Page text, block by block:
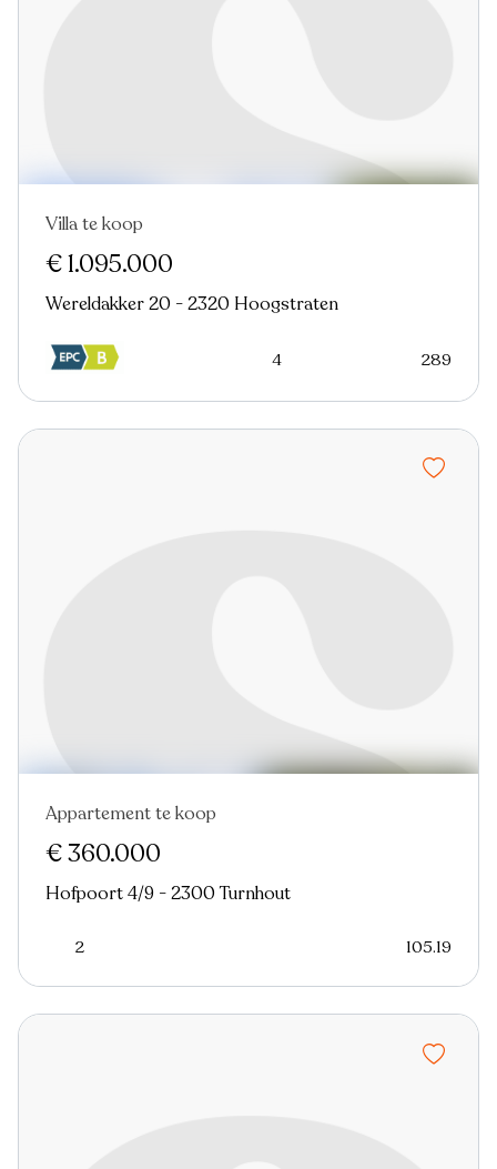
Nieuw
Villa te koop
€ 1.095.000
Wereldakker 20 - 2320 Hoogstraten
4 289
Nieuw
Appartement te koop
€ 360.000
Hofpoort 4/9 - 2300 Turnhout
2 105.19